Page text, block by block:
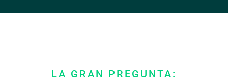
LA GRAN PREGUNTA: